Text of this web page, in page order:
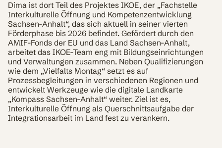
Dima ist dort Teil des Projektes IKOE, der „Fachstelle
Interkulturelle Öffnung und Kompetenzentwicklung
Sachsen-Anhalt“, das sich aktuell in seiner vierten
Förderphase bis 2026 befindet. Gefördert durch den
AMIF-Fonds der EU und das Land Sachsen-Anhalt,
arbeitet das IKOE-Team eng mit Bildungseinrichtungen
und Verwaltungen zusammen. Neben Qualifizierungen
wie dem „Vielfalts Montag“ setzt es auf
Prozessbegleitungen in verschiedenen Regionen und
entwickelt Werkzeuge wie die digitale Landkarte
„Kompass Sachsen-Anhalt“ weiter. Ziel ist es,
Interkulturelle Öffnung als Querschnittsaufgabe der
Integrationsarbeit im Land fest zu verankern.